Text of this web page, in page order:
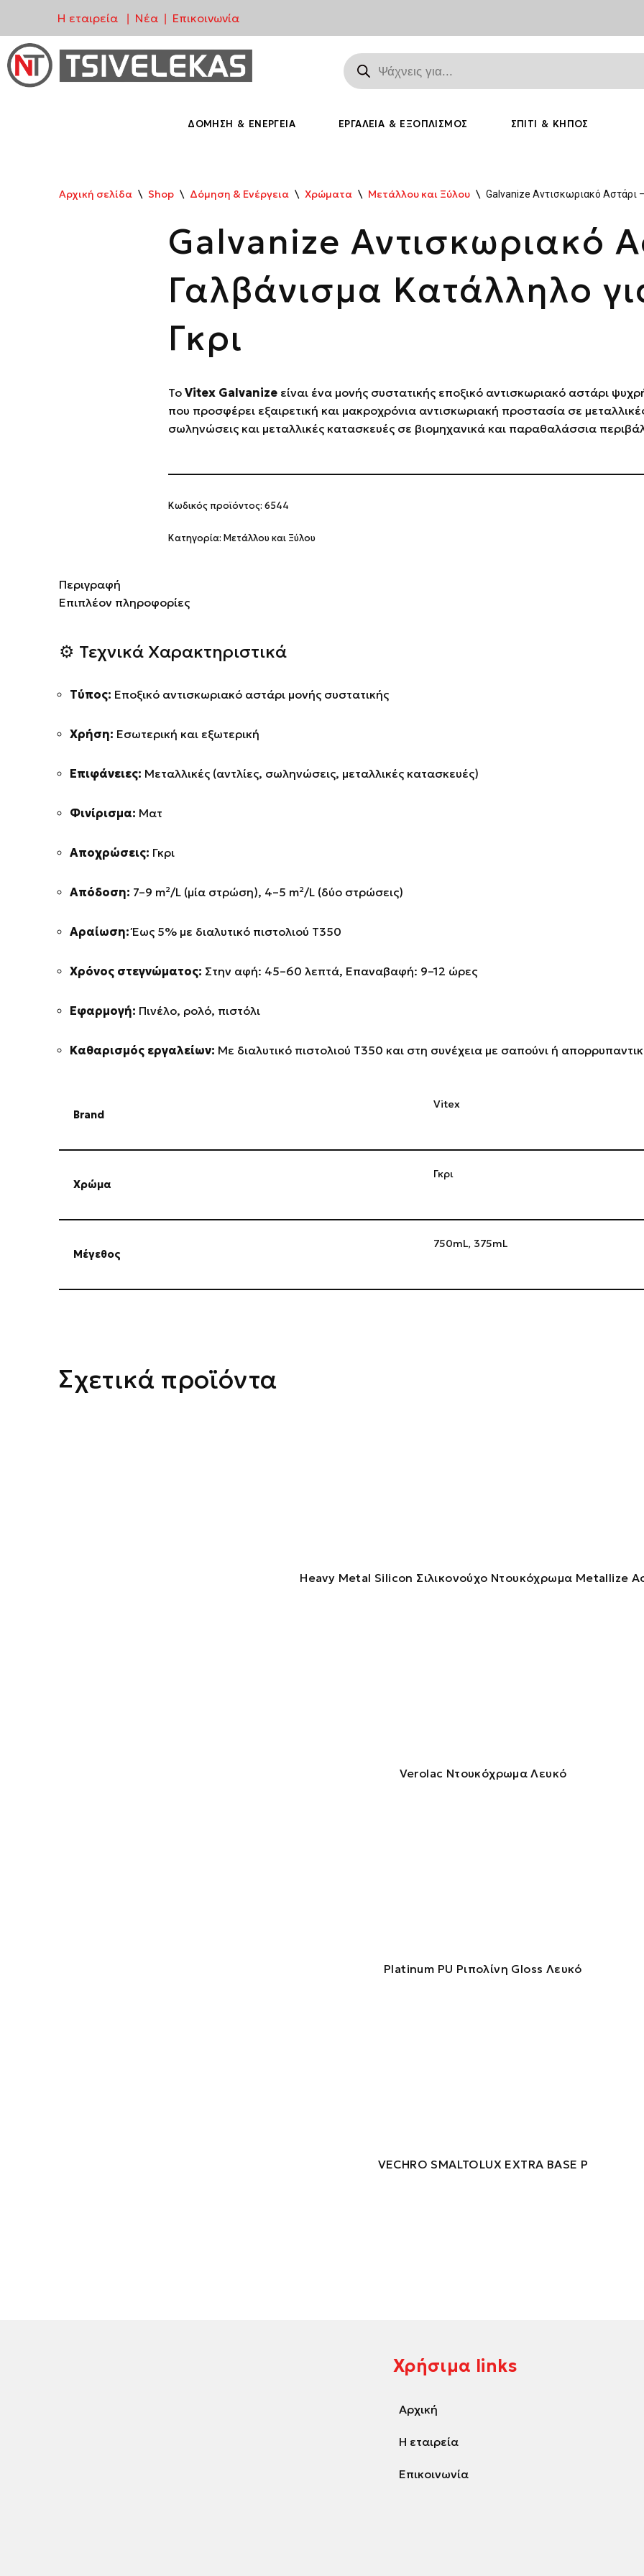
Μεταπηδήστε
στο
περιεχόμενο
Η εταιρεία Νέα Επικοινωνία
ΔΌΜΗΣΗ & ΕΝΈΡΓΕΙΑ ΕΡΓΑΛΕΊΑ & ΕΞΟΠΛΙΣΜΌΣ ΣΠΊΤΙ & ΚΉΠΟΣ
Αρχική σελίδα \ Shop \ Δόμηση & Ενέργεια \ Χρώματα \ Μετάλλου και Ξύλου \ Galvanize Αντισκωριακό Αστάρι
Galvanize Αντισκωριακό
Γαλβάνισμα Κατάλληλο
Γκρι
ΤοVitex Galvanize είναι ένα μονής συστατικής εποξικό αντισκωριακό αστάρι
που προσφέρει εξαιρετική και μακροχρόνια αντισκωριακή προστασία σε
σωληνώσεις και μεταλλικές κατασκευές σε βιομηχανικά και παραθαλάσσια
Κωδικός προϊόντος:6544
Κατηγορία:Μετάλλου και Ξύλου
Περιγραφή
Επιπλέον πληροφορίες
⚙️ Τεχνικά Χαρακτηριστικά
Τύπος: Εποξικό αντισκωριακό αστάρι μονής συστατικής
Χρήση: Εσωτερική και εξωτερική
Επιφάνειες: Μεταλλικές (αντλίες, σωληνώσεις, μεταλλικές κατασκευές)
Φινίρισμα: Ματ
Αποχρώσεις: Γκρι
Απόδοση: 7–9 m²/L (μία στρώση), 4–5 m²/L (δύο στρώσεις)
Αραίωση: Έως 5% με διαλυτικό πιστολιού T350
Χρόνος στεγνώματος: Στην αφή: 45–60 λεπτά, Επαναβαφή: 9–12 ώρες
Εφαρμογή: Πινέλο, ρολό, πιστόλι
Καθαρισμός εργαλείων: Με διαλυτικό πιστολιού T350 και στη συνέχεια με σαπούνι ή
Brand
Vitex
Χρώμα
Γκρι
Μέγεθος
750mL, 375mL
Σχετικά προϊόντα
Heavy Metal Silicon Σιλικονούχο Ντουκόχρωμα Metallize
Verolac Ντουκόχρωμα Λευκό
Platinum PU Ριπολίνη Gloss Λευκό
VECHRO SMALTOLUX EXTRA BASE P
Χρήσιμα links
Αρχική
Η εταιρεία
Επικοινωνία